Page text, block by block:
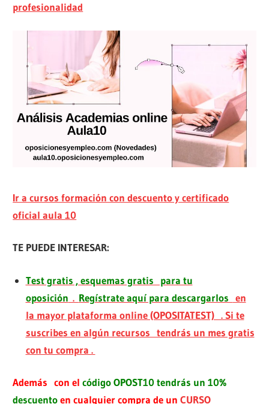
profesionalidad
Ir a cursos formación con descuento y certificado
oficial aula 10
TE PUEDE INTERESAR:
Test gratis , esquemas gratis para tu
oposición . Regístrate aquí para descargarlos en
la mayor plataforma online (OPOSITATEST) . Si te
suscribes en algún recursos tendrás un mes gratis
con tu compra .
Además con elcódigo OPOST10 tendrás un 10%
descuentoen cualquier compra de unCURSO